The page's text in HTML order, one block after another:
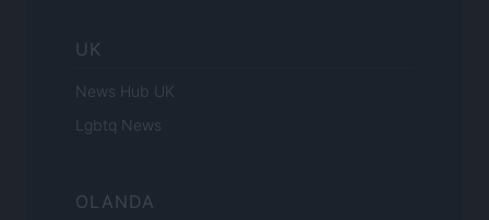
UK
News Hub UK
Lgbtq News
OLANDA